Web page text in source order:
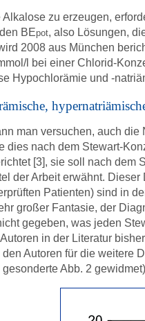
Alkalose zu erzeugen,
BEpot, also Lösungen,
2008 aus München
l bei einer Chlorid-
Hypochlorämie und -
man versuchen, auch
dies nach dem Stewart-
[3], sie soll nach dem
der Arbeit erwähnt.
Patienten) sind in
großer Fantasie, der
gegeben, was jeden
in der Literatur
Autoren für die weitere
Abb. 2